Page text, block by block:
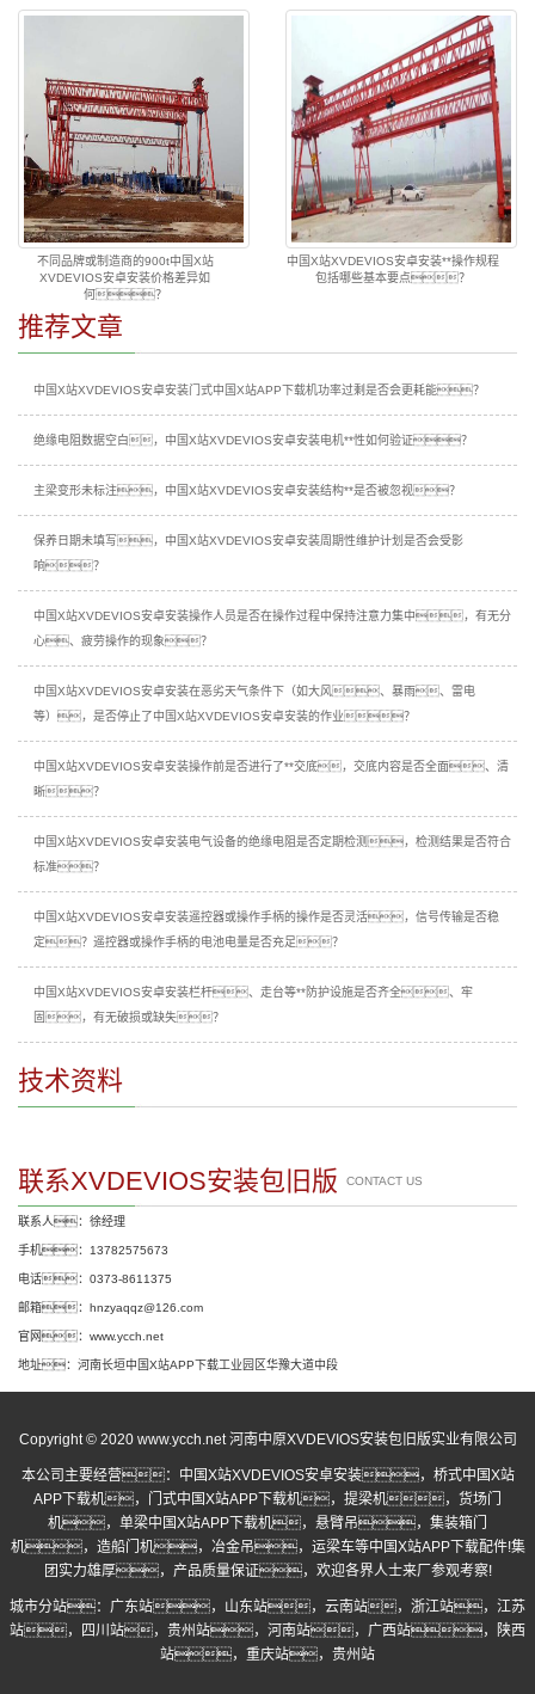
不同品牌或制造商的900t中国X站
XVDEVIOS安卓安装价格差异如
何？
中国X站XVDEVIOS安卓安装**操作规程
包括哪些基本要点？
推荐文章
中国X站XVDEVIOS安卓安装门式中国X站APP下载机功率过剩是否会更耗能？
绝缘电阻数据空白，中国X站XVDEVIOS安卓安装电机**性如何验证？
主梁变形未标注，中国X站XVDEVIOS安卓安装结构**是否被忽视？
保养日期未填写，中国X站XVDEVIOS安卓安装周期性维护计划是否会受影
响？
中国X站XVDEVIOS安卓安装操作人员是否在操作过程中保持注意力集中，有无分
心、疲劳操作的现象？
中国X站XVDEVIOS安卓安装在恶劣天气条件下（如大风、暴雨、雷电
等），是否停止了中国X站XVDEVIOS安卓安装的作业？
中国X站XVDEVIOS安卓安装操作前是否进行了**交底，交底内容是否全面、清
晰？
中国X站XVDEVIOS安卓安装电气设备的绝缘电阻是否定期检测，检测结果是否符合
标准？
中国X站XVDEVIOS安卓安装遥控器或操作手柄的操作是否灵活，信号传输是否稳
定？遥控器或操作手柄的电池电量是否充足？
中国X站XVDEVIOS安卓安装栏杆、走台等**防护设施是否齐全、牢
固，有无破损或缺失？
技术资料
联系XVDEVIOS安装包旧版 CONTACT US
联系人：徐经理
手机：13782575673
电话：0373-8611375
邮箱：hnzyaqqz@126.com
官网：www.ycch.net
地址：河南长垣中国X站APP下载工业园区华豫大道中段
Copyright © 2020 www.ycch.net 河南中原XVDEVIOS安装包旧版实业有限公司
本公司主要经营： 中国X站XVDEVIOS安卓安装， 桥式中国X站
APP下载机， 门式中国X站APP下载机，提梁机，货场门
机，单梁中国X站APP下载机，悬臂吊，集装箱门
机，造船门机，冶金吊，运梁车等中国X站APP下载配件!集
团实力雄厚，产品质量保证，欢迎各界人士来厂参观考察!
城市分站： 广东站， 山东站， 云南站， 浙江站， 江苏
站， 四川站， 贵州站， 河南站， 广西站，
陕西
站， 重庆站， 贵州站